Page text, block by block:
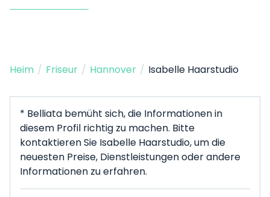
Heim / Friseur / Hannover / Isabelle Haarstudio
* Belliata bemüht sich, die Informationen in
diesem Profil richtig zu machen. Bitte
kontaktieren Sie Isabelle Haarstudio, um die
neuesten Preise, Dienstleistungen oder andere
Informationen zu erfahren.